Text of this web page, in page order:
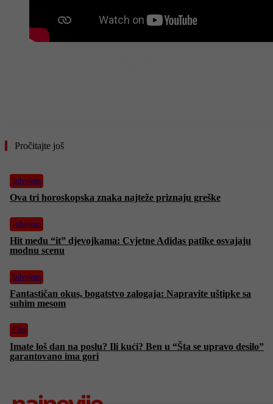
Pročitajte još
Izdvojeno
Ova tri horoskopska znaka najteže priznaju greške
Izdvojeno
Hit među “it” djevojkama: Cvjetne Adidas patike osvajaju
modnu scenu
Izdvojeno
Fantastičan okus, bogatstvo zalogaja: Napravite uštipke sa
suhim mesom
Film
Imate loš dan na poslu? Ili kući? Ben u “Šta se upravo desilo”
garantovano ima gori